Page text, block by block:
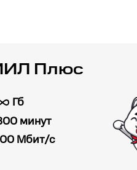
Плюс
Гб
минут
Мбит/с